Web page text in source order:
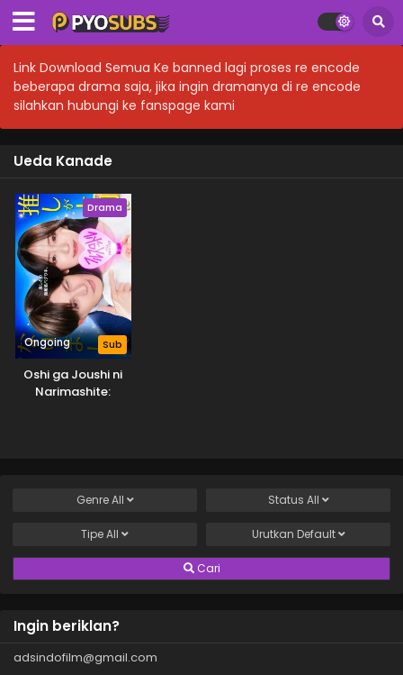
Link Download Semua Ke banned lagi proses re encode
beberapa drama saja, jika ingin dramanya di re encode
silahkan hubungi ke fanspage kami
Ueda Kanade
Drama
Ongoing Sub
Oshi ga Joushi ni
Narimashite:
GenreAll Status All
TipeAll Urutkan Default
Cari
Ingin beriklan?
adsindofilm@gmail.com